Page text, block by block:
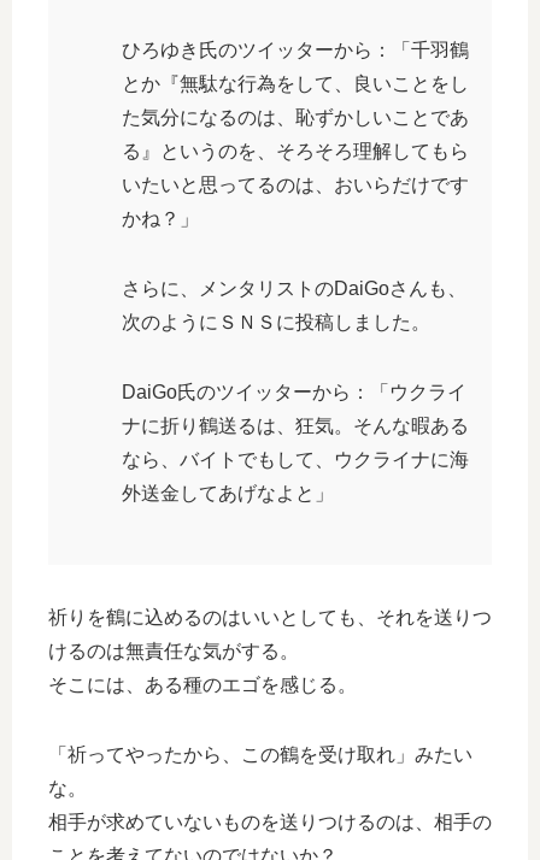
ひろゆき氏のツイッターから：「千羽鶴
とか『無駄な行為をして、良いことをし
た気分になるのは、恥ずかしいことであ
る』というのを、そろそろ理解してもら
いたいと思ってるのは、おいらだけです
かね？」
さらに、メンタリストのDaiGoさんも、
次のようにＳＮＳに投稿しました。
DaiGo氏のツイッターから：「ウクライ
ナに折り鶴送るは、狂気。そんな暇ある
なら、バイトでもして、ウクライナに海
外送金してあげなよと」
祈りを鶴に込めるのはいいとしても、それを送りつ
けるのは無責任な気がする。
そこには、ある種のエゴを感じる。
「祈ってやったから、この鶴を受け取れ」みたい
な。
相手が求めていないものを送りつけるのは、相手の
ことを考えてないのではないか？